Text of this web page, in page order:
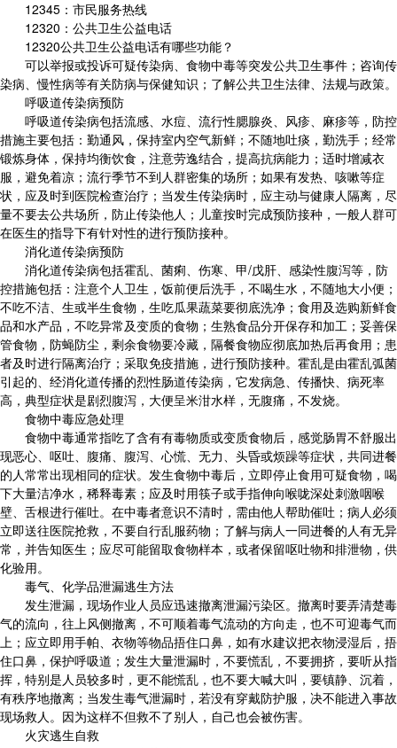
12345：市民服务热线
12320：公共卫生公益电话
12320公共卫生公益电话有哪些功能？
可以举报或投诉可疑传染病、食物中毒等突发公共卫生事件；咨询传
染病、慢性病等有关防病与保健知识；了解公共卫生法律、法规与政策。
呼吸道传染病预防
呼吸道传染病包括流感、水痘、流行性腮腺炎、风疹、麻疹等，防控
措施主要包括：勤通风，保持室内空气新鲜；不随地吐痰，勤洗手；经常
锻炼身体，保持均衡饮食，注意劳逸结合，提高抗病能力；适时增减衣
服，避免着凉；流行季节不到人群密集的场所；如果有发热、咳嗽等症
状，应及时到医院检查治疗；当发生传染病时，应主动与健康人隔离，尽
量不要去公共场所，防止传染他人；儿童按时完成预防接种，一般人群可
在医生的指导下有针对性的进行预防接种。
消化道传染病预防
消化道传染病包括霍乱、菌痢、伤寒、甲/戊肝、感染性腹泻等，防
控措施包括：注意个人卫生，饭前便后洗手，不喝生水，不随地大小便；
不吃不洁、生或半生食物，生吃瓜果蔬菜要彻底洗净；食用及选购新鲜食
品和水产品，不吃异常及变质的食物；生熟食品分开保存和加工；妥善保
管食物，防蝇防尘，剩余食物要冷藏，隔餐食物应彻底加热后再食用；患
者及时进行隔离治疗；采取免疫措施，进行预防接种。霍乱是由霍乱弧菌
引起的、经消化道传播的烈性肠道传染病，它发病急、传播快、病死率
高，典型症状是剧烈腹泻，大便呈米泔水样，无腹痛，不发烧。
食物中毒应急处理
食物中毒通常指吃了含有有毒物质或变质食物后，感觉肠胃不舒服出
现恶心、呕吐、腹痛、腹泻、心慌、无力、头昏或烦躁等症状，共同进餐
的人常常出现相同的症状。发生食物中毒后，立即停止食用可疑食物，喝
下大量洁净水，稀释毒素；应及时用筷子或手指伸向喉咙深处刺激咽喉
壁、舌根进行催吐。在中毒者意识不清时，需由他人帮助催吐；病人必须
立即送往医院抢救，不要自行乱服药物；了解与病人一同进餐的人有无异
常，并告知医生；应尽可能留取食物样本，或者保留呕吐物和排泄物，供
化验用。
毒气、化学品泄漏逃生方法
发生泄漏，现场作业人员应迅速撤离泄漏污染区。撤离时要弄清楚毒
气的流向，往上风侧撤离，不可顺着毒气流动的方向走，也不可迎毒气而
上；应立即用手帕、衣物等物品捂住口鼻，如有水建议把衣物浸湿后，捂
住口鼻，保护呼吸道；发生大量泄漏时，不要慌乱，不要拥挤，要听从指
挥，特别是人员较多时，更不能慌乱，也不要大喊大叫，要镇静、沉着，
有秩序地撤离；当发生毒气泄漏时，若没有穿戴防护服，决不能进入事故
现场救人。因为这样不但救不了别人，自己也会被伤害。
火灾逃生自救